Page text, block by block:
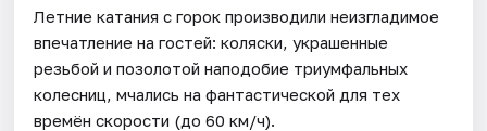
Летние катания с горок производили неизгладимое
впечатление на гостей: коляски, украшенные
резьбой и позолотой наподобие триумфальных
колесниц, мчались на фантастической для тех
времён скорости (до 60 км/ч).